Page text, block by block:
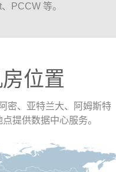
PCCW 等。
位置
密、亚特兰大、阿姆斯特
提供数据中心服务。